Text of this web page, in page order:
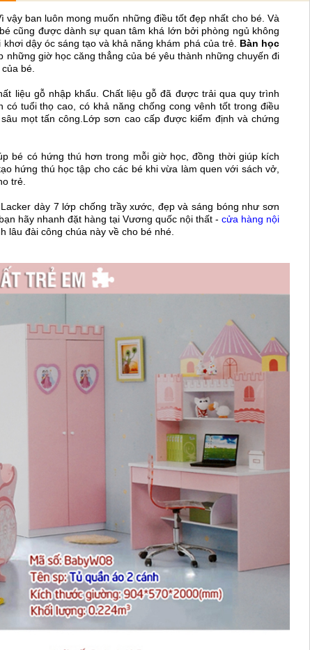
ban luôn mong muốn những điều tốt đẹp nhất cho bé. Và
cũng được dành sự quan tâm khá lớn bởi phòng ngủ không
dậy óc sáng tạo và khả năng khám phá của trẻ. Bàn học
những giờ học căng thẳng của bé yêu thành những chuyến đi
bé.
liệu gỗ nhập khẩu. Chất liệu gỗ đã được trải qua quy trình
tuổi thọ cao, có khả năng chống cong vênh tốt trong điều
mọt tấn công.Lớp sơn cao cấp được kiểm định và chứng
bé có hứng thú hơn trong mỗi giờ học, đồng thời giúp kích
hứng thú học tập cho các bé khi vừa làm quen với sách vở,
trẻ.
dày 7 lớp chống trầy xước, đẹp và sáng bóng như sơn
hãy nhanh đặt hàng tại Vương quốc nội thất - cửa hàng nội
lâu đài công chúa này về cho bé nhé.